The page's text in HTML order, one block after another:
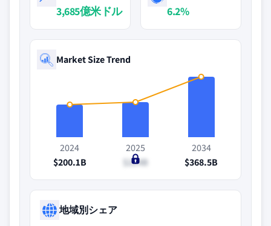
3,685億米ドル 6.2%
Market Size Trend
2024
$200.1B
2025
$214B
2034
$368.5B
地域別シェア